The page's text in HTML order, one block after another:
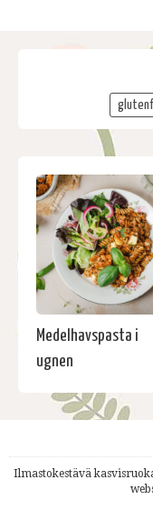
Medelhavspasta i
ugnen
Ilmastokestävä